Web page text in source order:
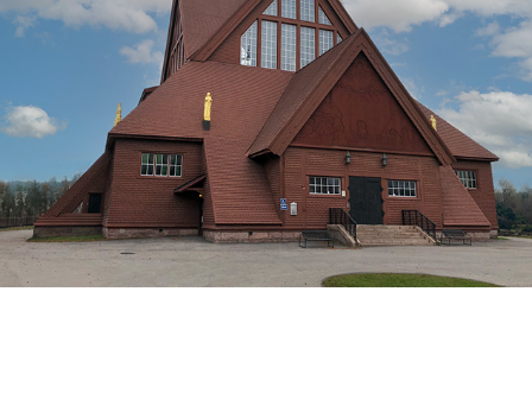
KIRUNA KYRKA